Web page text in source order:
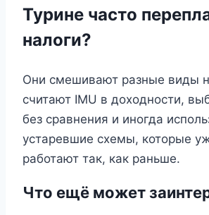
Турине часто
налоги?
Они смешивают разные виды
считают IMU в доходности,
без сравнения и иногда
устаревшие схемы, которые
работают так, как раньше.
Что ещё может